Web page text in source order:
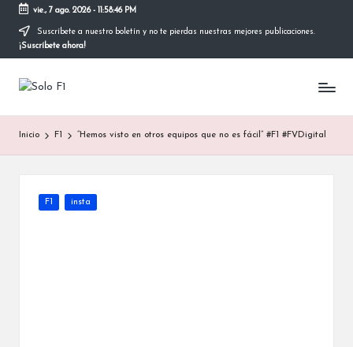
Saltar
vie., 7 ago. 2026- 11:58:47 PM
Suscríbete a nuestro boletín y no te pierdas nuestras mejores publicaciones.
¡Suscríbete ahora!
S
o
Para
la
F1
Inicio F1 “Hemos visto en otros equipos que no es fácil” #F1 #FVDigital
Publicada
F1 insta